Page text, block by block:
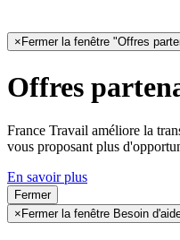
× Fermer la fenêtre "Offres
Offres
France Travail améliore la
vous proposant plus
En savoir plus
Fermer
× Fermer la fenêtre Besoin